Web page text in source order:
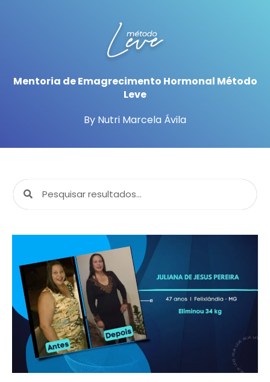
Mentoria de Emagrecimento Hormonal Método
Leve
By Nutri Marcela Ávila